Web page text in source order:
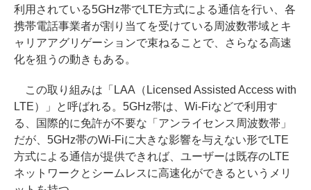
利用されている5GHz帯でLTE方式による通信を行い、各
携帯電話事業者が割り当てを受けている周波数帯域とキ
ャリアアグリゲーションで束ねることで、さらなる高速
化を狙うの動きもある。
この取り組みは「LAA（Licensed Assisted Access with
LTE）」と呼ばれる。5GHz帯は、Wi-Fiなどで利用す
る、国際的に免許が不要な「アンライセンス周波数帯」
だが、5GHz帯のWi-Fiに大きな影響を与えない形でLTE
方式による通信が提供できれば、ユーザーは既存のLTE
ネットワークとシームレスに高速化ができるというメリ